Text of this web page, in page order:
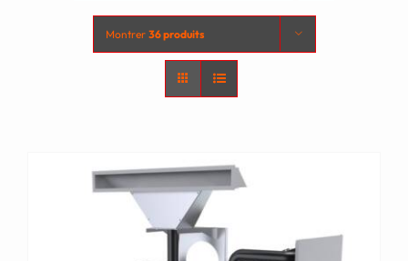
Montrer 36 produits